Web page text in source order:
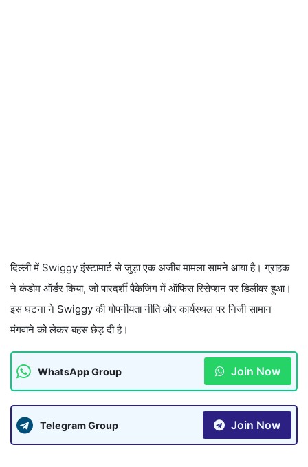
दिल्ली में Swiggy इंस्टामार्ट से जुड़ा एक अजीब मामला सामने आया है। ग्राहक
ने कंडोम ऑर्डर किया, जो पारदर्शी पैकेजिंग में ऑफिस रिसेप्शन पर डिलीवर हुआ।
इस घटना ने Swiggy की गोपनीयता नीति और कार्यस्थल पर निजी सामान
मंगवाने को लेकर बहस छेड़ दी है।
WhatsApp Group Join Now
Telegram Group Join Now